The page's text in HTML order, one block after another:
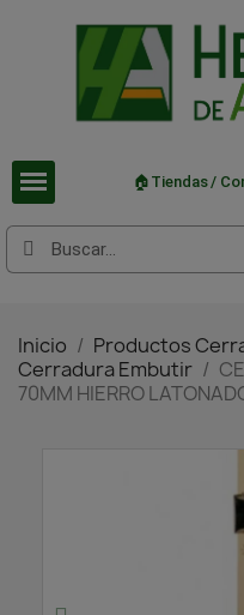
🏠Tiendas /
Inicio Productos
Cerradura Embutir
70MM HIERRO